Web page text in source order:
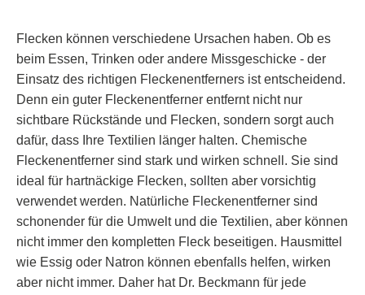
Flecken können verschiedene Ursachen haben. Ob es
beim Essen, Trinken oder andere Missgeschicke - der
Einsatz des richtigen Fleckenentferners ist entscheidend.
Denn ein guter Fleckenentferner entfernt nicht nur
sichtbare Rückstände und Flecken, sondern sorgt auch
dafür, dass Ihre Textilien länger halten. Chemische
Fleckenentferner sind stark und wirken schnell. Sie sind
ideal für hartnäckige Flecken, sollten aber vorsichtig
verwendet werden. Natürliche Fleckenentferner sind
schonender für die Umwelt und die Textilien, aber können
nicht immer den kompletten Fleck beseitigen. Hausmittel
wie Essig oder Natron können ebenfalls helfen, wirken
aber nicht immer. Daher hat Dr. Beckmann für jede